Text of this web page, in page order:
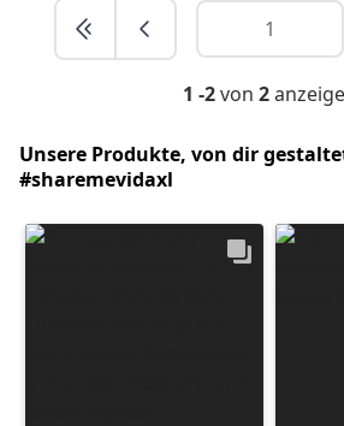
1 -2von 2
Unsere Produkte, von dir
#sharemevidaxl